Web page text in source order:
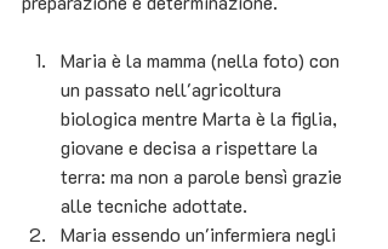
Maria è la mamma (nella foto) con
un passato nell'agricoltura
biologica mentre Marta è la figlia,
giovane e decisa a rispettare la
terra: ma non a parole bensì grazie
alle tecniche adottate.
Maria essendo un'infermiera negli